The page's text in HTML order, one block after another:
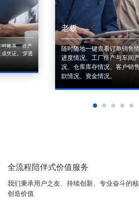
账单、资产
凭证。'穿透
老板
随时随地一键查看订单销售
进度情况、工厂排产与车间
况、仓库库存情况、客户销
款情况、资金情况。
全流程陪伴式价值服务
我们秉承用户之友、持续创新、专业奋斗的
创造价值